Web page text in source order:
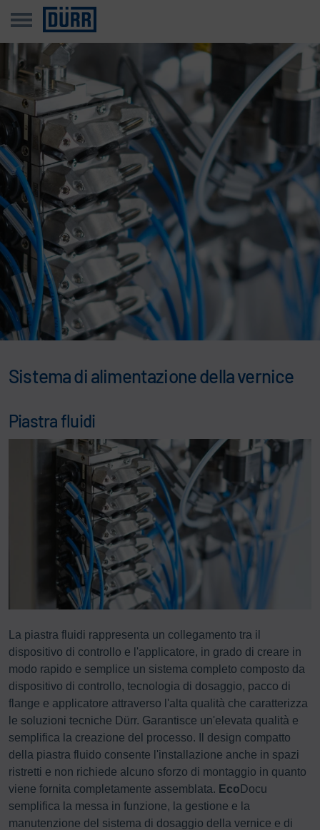
Sistema di alimentazione della vernice
Piastra fluidi
La piastra fluidi rappresenta un collegamento tra il
dispositivo di controllo e l'applicatore, in grado di creare in
modo rapido e semplice un sistema completo composto da
dispositivo di controllo, tecnologia di dosaggio, pacco di
flange e applicatore attraverso l'alta qualità che caratterizza
le soluzioni tecniche Dürr. Garantisce un'elevata qualità e
semplifica la creazione del processo. Il design compatto
della piastra fluido consente l'installazione anche in spazi
ristretti e non richiede alcuno sforzo di montaggio in quanto
viene fornita completamente assemblata. Eco Docu
semplifica la messa in funzione, la gestione e la
manutenzione del sistema di dosaggio della vernice e di